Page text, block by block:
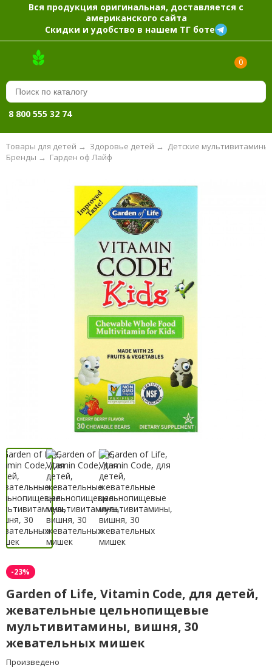
Вся продукция оригинальная, доставляется с
американского сайта
Скидки и удобство в нашем ТГ боте
0
8 800 555 32 74
Товары для детей → Здоровье детей →
Детские мультивитамины
Гарден оф Лайф
Бренды →
-23%
Garden of Life, Vitamin Code, для детей,
жевательные цельнопищевые
мультивитамины, вишня, 30
жевательных мишек
Произведено